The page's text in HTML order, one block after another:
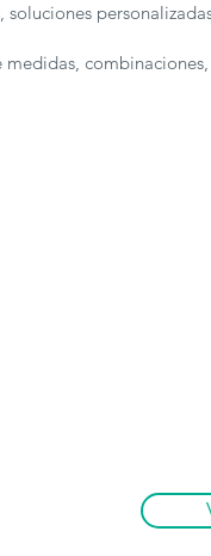
soluciones
medidas,